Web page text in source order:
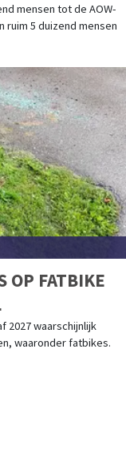
mensen tot de AOW-
5 duizend mensen
OP FATBIKE
2027 waarschijnlijk
waaronder fatbikes.